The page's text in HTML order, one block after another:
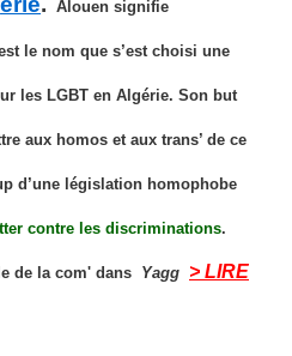
Alouen signifie
le nom que s’est choisi une
les LGBT en Algérie. Son but
aux homos et aux trans’ de ce
d’une législation homophobe
contre les discriminations.
de la com' dans Yagg > LIRE